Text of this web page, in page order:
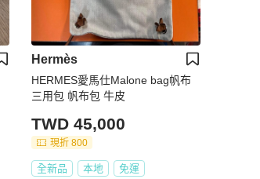
Hermès
HERMES愛馬仕Malone bag帆布
三用包 帆布包 牛皮
TWD 45,000
現折 800
全新品 本地 免運